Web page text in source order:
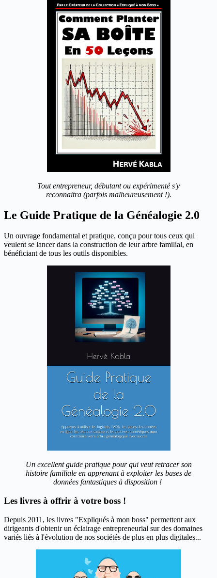
Tout entrepreneur, débutant ou expérimenté s'y
reconnaitra (parfois malheureusement !).
Le Guide Pratique de la Généalogie 2.0
Un ouvrage fondamental et pratique, conçu pour tous ceux qui
veulent se lancer dans la construction de leur arbre familial, en
bénéficiant de tous les outils disponibles.
Un excellent guide pratique pour qui veut retracer son
histoire familiale en apprenant à exploiter les bases de
données fantastiques à disposition !
Les livres à offrir à votre boss !
Depuis 2011, les livres "Expliqués à mon boss" permettent aux
dirigeants d'obtenir un éclairage entrepreneurial sur des domaines
variés liés à l'évolution de nos sociétés de plus en plus digitales...